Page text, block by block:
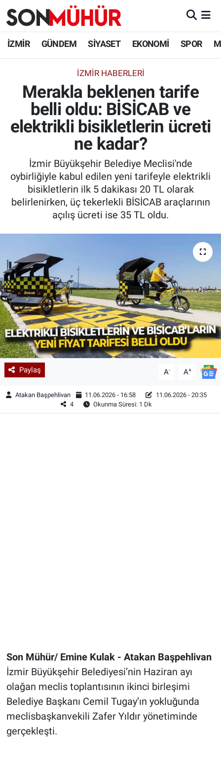
İZMİR GÜNDEM SİYASET EKONOMİ SPOR
İZMIR HABERLERI
Merakla beklenen tarife
belli oldu: BİSİCAB ve
elektrikli bisikletlerin ücreti
ne kadar?
İzmir Büyükşehir Belediye Meclisi'nde
oybirliğiyle kabul edilen yeni tarifeyle elektrikli
bisikletlerin ilk 5 dakikası 20 TL olarak
belirlenirken, üç tekerlekli BİSİCAB araçlarının
açılış ücreti ise 35 TL oldu.
Paylaş A- A+
Atakan Başpehlivan 11.06.2026 - 16:58
11.06.2026 - 20:35
4
Okunma Süresi: 1 Dk
Son Mühür/ Emine Kulak - Atakan Başpehlivan
İzmir Büyükşehir Belediyesi’nin Haziran ayı
olağan meclis toplantısının ikinci birleşimi
Belediye Başkanı Cemil Tugay’ın yokluğunda
meclisbaşkanvekili Zafer Yıldır yönetiminde
gerçekleşti.
İzmir Nöbetçi Eczaneler
İzmir Namaz Vakitleri
İzmir Trafik Yoğunluk Haritası
Süper Lig Puan Durumu ve Fikstür
Tüm Manşetler
Son Dakika Haberleri
Haber Arşivi